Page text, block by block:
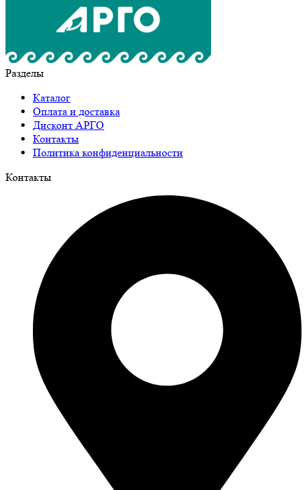
Разделы
Каталог
Оплата и доставка
Дисконт АРГО
Контакты
Политика конфиденциальности
Контакты